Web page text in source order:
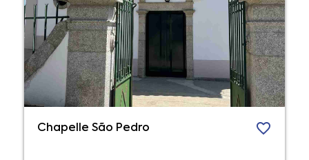
Chapelle São Pedro